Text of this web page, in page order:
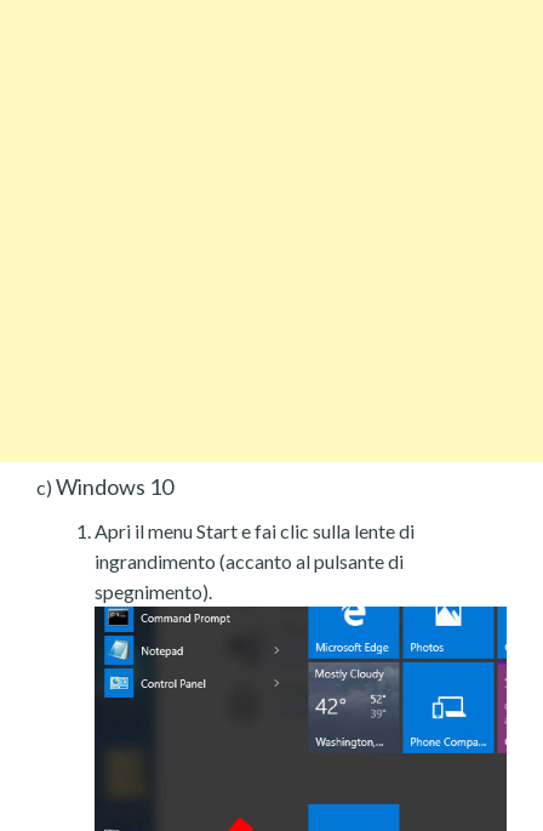
c) Windows 10
Apri il menu Start e fai clic sulla lente di
ingrandimento (accanto al pulsante di
spegnimento).